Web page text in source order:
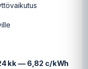
kk — 6,82 c/kWh